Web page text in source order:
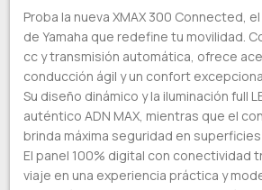
Proba la nueva XMAX 300 Connected,
de Yamaha que redefine tu movilidad.
cc y transmisión automática, ofrece
conducción ágil y un confort
Su diseño dinámico y la iluminación full
auténtico ADN MAX, mientras que el
brinda máxima seguridad en
El panel 100% digital con conectividad
viaje en una experiencia práctica y